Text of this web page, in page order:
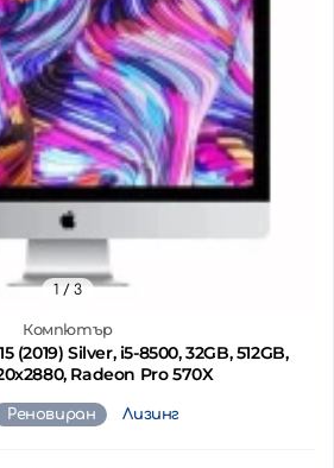
Компютър
(2019) Silver, i5-8500, 32GB, 512GB,
Radeon Pro 570X
1 / 3
Реновиран Лизинг